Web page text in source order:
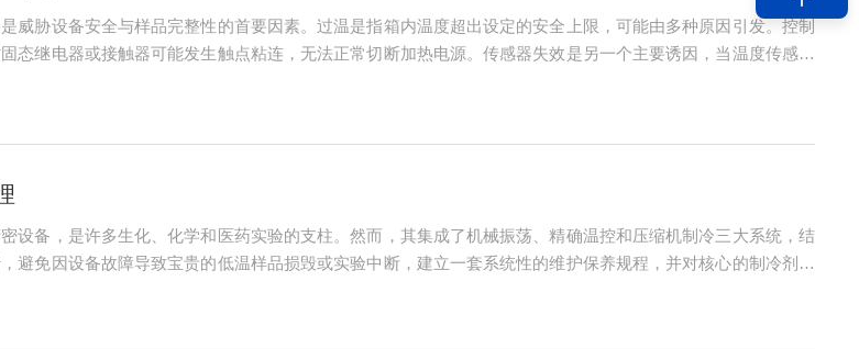
威胁设备安全与样品完整性的首要因素。过温是指箱内温度超出设定的安全上限，可能由多种原因引发。控制
态继电器或接触器可能发生触点粘连，无法正常切断加热电源。传感器失效是另一个主要诱因，当温度传感器
...
设备，是许多生化、化学和医药实验的支柱。然而，其集成了机械振荡、精确温控和压缩机制冷三大系统，结
避免因设备故障导致宝贵的低温样品损毁或实验中断，建立一套系统性的维护保养规程，并对核心的制冷剂进
...